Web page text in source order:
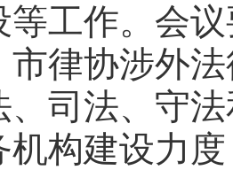
等工作。会
市律协涉外
、司法、守
机构建设力